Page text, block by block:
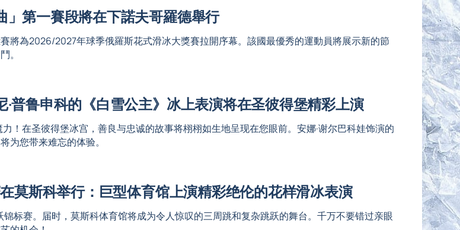
」第一賽段將在下諾夫哥羅德舉行
將為2026/2027年球季俄羅斯花式滑冰大獎賽拉開序幕。該國最優秀的運動員將展示新的節
。
普鲁申科的《白雪公主》冰上表演将在圣彼得堡精彩上演
！在圣彼得堡冰宫，善良与忠诚的故事将栩栩如生地呈现在您眼前。安娜·谢尔巴科娃饰演的
为您带来难忘的体验。
莫斯科举行：巨型体育馆上演精彩绝伦的花样滑冰表演
标赛。届时，莫斯科体育馆将成为令人惊叹的三周跳和复杂跳跃的舞台。千万不要错过亲眼